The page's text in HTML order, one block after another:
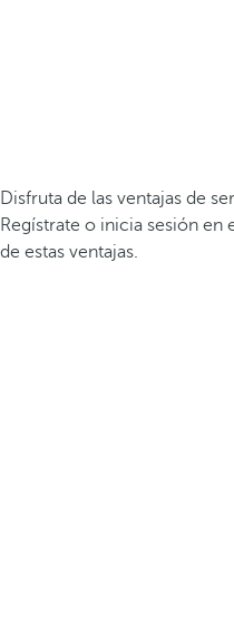
Disfruta de las ventajas de
Regístrate o inicia sesión
de estas ventajas.